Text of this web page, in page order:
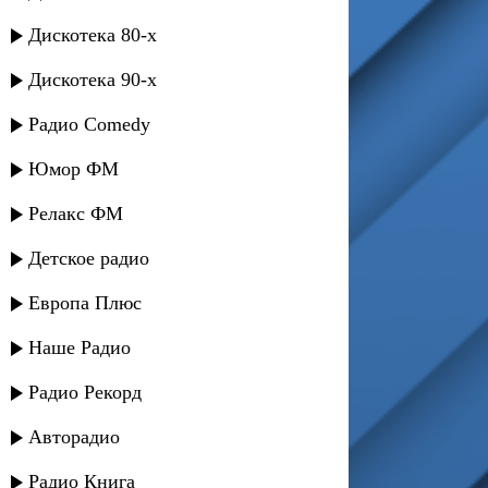
Дискотека 80-х
Дискотека 90-х
Радио Comedy
Юмор ФМ
Релакс ФМ
Детское радио
Европа Плюс
Наше Радио
Радио Рекорд
Авторадио
Радио Книга